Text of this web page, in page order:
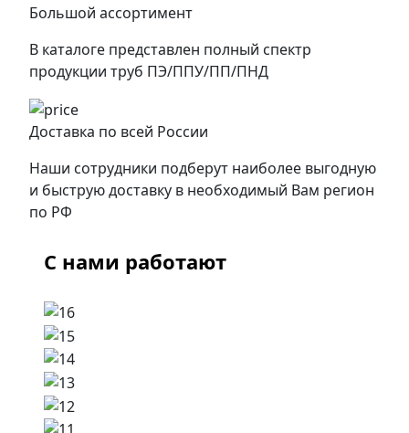
Большой ассортимент
В каталоге представлен полный спектр
продукции труб ПЭ/ППУ/ПП/ПНД
Доставка по всей России
Наши сотрудники подберут наиболее выгодную
и быструю доставку в необходимый Вам регион
по РФ
С нами работают